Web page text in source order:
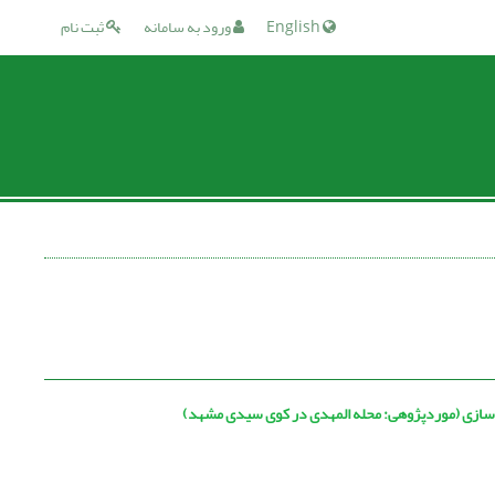
ثبت نام ورود به سامانه
سازی (موردپژوهی: محله المهدی در کوی سیدی مشهد)